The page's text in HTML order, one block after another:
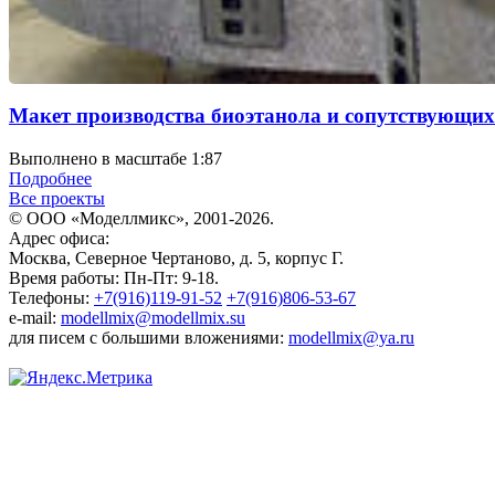
Макет производства биоэтанола и сопутствующих
Выполнено в масштабе 1:87
Подробнее
Все проекты
© ООО «Моделлмикс», 2001-2026.
Адрес офиса:
Москва, Северное Чертаново, д. 5, корпус Г.
Время работы: Пн-Пт: 9-18.
Телефоны: +7(916)119-91-52 +7(916)806-53-67
e-mail: modellmix@modellmix.su
для писем с большими вложениями: modellmix@ya.ru